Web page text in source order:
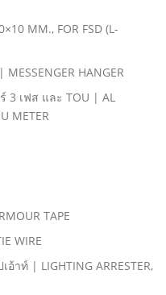
MM., FOR FSD (L-
HANGER
3 เฟส และ TOU | AL
METER
TAPE
WIRE
าท์ | LIGHTING ARRESTER,